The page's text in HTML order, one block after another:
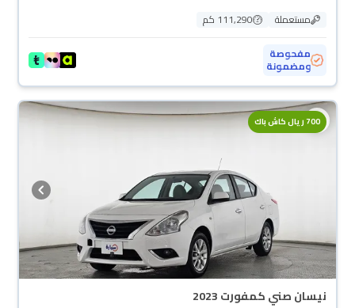
مستعملة
111,290 كم
مفحوصة
ومضمونة
700 ريال كاش باك
نيسان صني كمفورت 2023